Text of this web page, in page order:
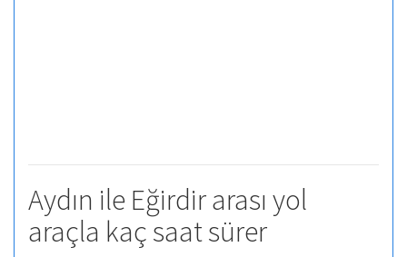
Aydın ile Eğirdir arası yol
araçla kaç saat sürer